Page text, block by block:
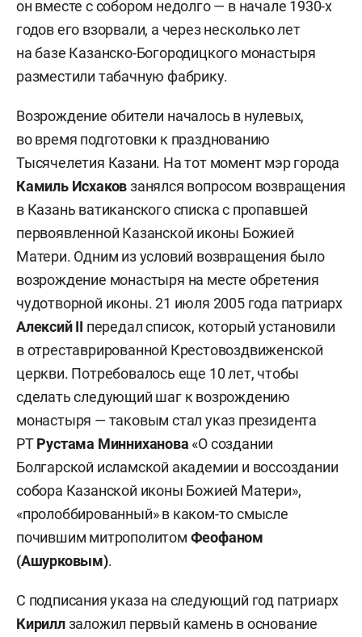
он вместе с собором недолго — в начале 1930-х
годов его взорвали, а через несколько лет
на базе Казанско-Богородицкого монастыря
разместили табачную фабрику.
Возрождение обители началось в нулевых,
во время подготовки к празднованию
Тысячелетия Казани. На тот момент мэр города
Камиль Исхаковзанялся вопросом возвращения
в Казань ватиканского списка с пропавшей
первоявленной Казанской иконы Божией
Матери. Одним из условий возвращения было
возрождение монастыря на месте обретения
чудотворной иконы. 21 июля 2005 года патриарх
Алексий II передал список, который установили
в отреставрированной Крестовоздвиженской
церкви. Потребовалось еще 10 лет, чтобы
сделать следующий шаг к возрождению
монастыря — таковым стал указ президента
РТРустама Минниханова «О создании
Болгарской исламской академии и воссоздании
собора Казанской иконы Божией Матери»,
«пролоббированный» в каком-то смысле
почившим митрополитом Феофаном
(Ашурковым).
С подписания указа на следующий год патриарх
Кириллзаложил первый камень в основание